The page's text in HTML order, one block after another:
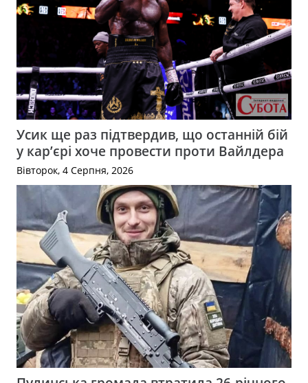
Усик ще раз підтвердив, що останній бій
у кар’єрі хоче провести проти Вайлдера
Вівторок, 4 Серпня, 2026